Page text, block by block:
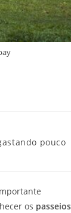
pouco
os passeios